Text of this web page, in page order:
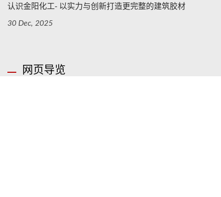
认识金阳化工- 以实力与创新打造更完整的建筑胶材
30 Dec, 2025
网页导览